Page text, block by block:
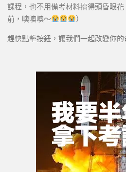
課程，也不用備考材料搞得頭昏眼
前，噢噢噢～
）
趕快點擊按鈕，讓我們一起改變你的